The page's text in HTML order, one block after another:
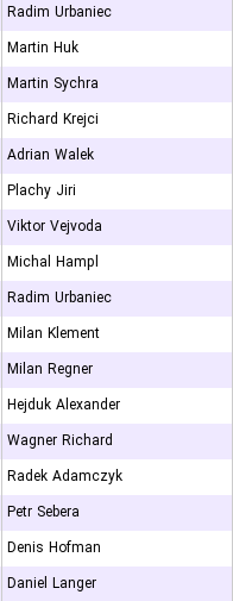
Radim Urbaniec
Martin Huk
Martin Sychra
Richard Krejci
Adrian Walek
Plachy Jiri
Viktor Vejvoda
Michal Hampl
Radim Urbaniec
Milan Klement
Milan Regner
Hejduk Alexander
Wagner Richard
Radek Adamczyk
Petr Sebera
Denis Hofman
Daniel Langer